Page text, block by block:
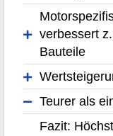
verbessert
Bauteile
Teurer als
Fazit: